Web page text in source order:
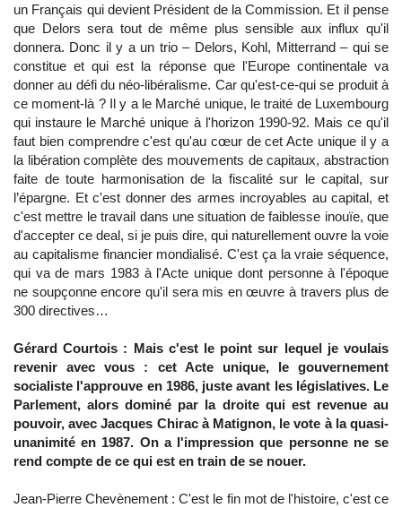
un Français qui devient Président de la Commission. Et il pense
que Delors sera tout de même plus sensible aux influx qu'il
donnera. Donc il y a un trio – Delors, Kohl, Mitterrand – qui se
constitue et qui est la réponse que l'Europe continentale va
donner au défi du néo-libéralisme. Car qu'est-ce-qui se produit à
ce moment-là ? Il y a le Marché unique, le traité de Luxembourg
qui instaure le Marché unique à l'horizon 1990-92. Mais ce qu'il
faut bien comprendre c'est qu'au cœur de cet Acte unique il y a
la libération complète des mouvements de capitaux, abstraction
faite de toute harmonisation de la fiscalité sur le capital, sur
l’épargne. Et c'est donner des armes incroyables au capital, et
c'est mettre le travail dans une situation de faiblesse inouïe, que
d'accepter ce deal, si je puis dire, qui naturellement ouvre la voie
au capitalisme financier mondialisé. C'est ça la vraie séquence,
qui va de mars 1983 à l'Acte unique dont personne à l'époque
ne soupçonne encore qu'il sera mis en œuvre à travers plus de
300 directives…
Gérard Courtois : Mais c'est le point sur lequel je voulais
revenir avec vous : cet Acte unique, le gouvernement
socialiste l'approuve en 1986, juste avant les législatives. Le
Parlement, alors dominé par la droite qui est revenue au
pouvoir, avec Jacques Chirac à Matignon, le vote à la quasi-
unanimité en 1987. On a l'impression que personne ne se
rend compte de ce qui est en train de se nouer.
Jean-Pierre Chevènement : C'est le fin mot de l'histoire, c'est ce